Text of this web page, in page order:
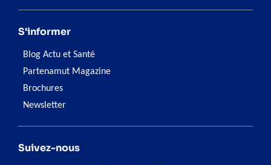
S'informer
Blog Actu et Santé
Partenamut Magazine
Brochures
Newsletter
Suivez-nous